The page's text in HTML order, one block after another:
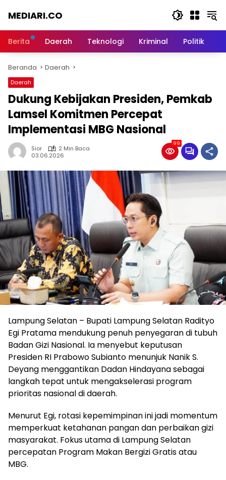
MEDIARI.CO
Berita Daerah Teknologi Kriminal Politik
Beranda Daerah
Daerah
Dukung Kebijakan Presiden, Pemkab
Lamsel Komitmen Percepat
Implementasi MBG Nasional
Sior
2 Min Baca
03.06.2026
99
Lampung Selatan – Bupati Lampung Selatan Radityo
Egi Pratama mendukung penuh penyegaran di tubuh
Badan Gizi Nasional. Ia menyebut keputusan
Presiden RI Prabowo Subianto menunjuk Nanik S.
Deyang menggantikan Dadan Hindayana sebagai
langkah tepat untuk mengakselerasi program
prioritas nasional di daerah.
‎Menurut Egi, rotasi kepemimpinan ini jadi momentum
memperkuat ketahanan pangan dan perbaikan gizi
masyarakat. Fokus utama di Lampung Selatan
percepatan Program Makan Bergizi Gratis atau
MBG.